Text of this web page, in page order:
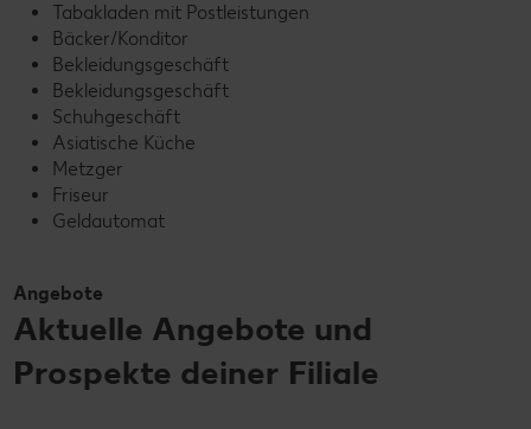
Tabakladen mit Postleistungen
Bäcker/Konditor
Bekleidungsgeschäft
Bekleidungsgeschäft
Schuhgeschäft
Asiatische Küche
Metzger
Friseur
Geldautomat
Angebote
Aktuelle Angebote und
Prospekte deiner Filiale